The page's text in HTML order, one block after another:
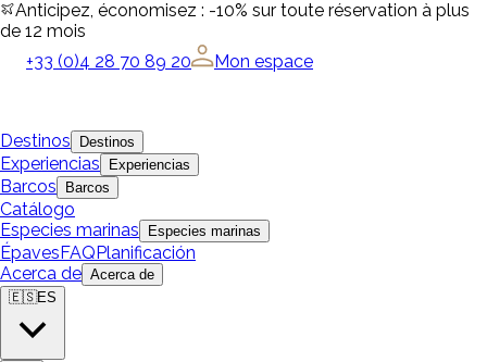
Anticipez, économisez : -10% sur toute réservation à plus
de 12 mois
+33 (0)4 28 70 89 20
Mon espace
Destinos Destinos
Experiencias Experiencias
Barcos Barcos
Catálogo
Especies marinas
Especies marinas
ÉpavesFAQPlanificación
Acerca de Acerca de
🇪🇸ES